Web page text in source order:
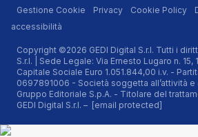
Gestione Cookie Privacy Cookie Policy
accessibilità
Copyright ©2026 GEDI Digital S.r.l. Tutti i
S.r.l. | Sede Legale: Via Ernesto Lugaro n. 15,
Capitale Sociale Euro 1.051.844,00 i.v. -
0697891006 - Società soggetta all’attività e
Gruppo Editoriale S.p.A. - Titolare del
GEDI Digital S.r.l. – [email protected]